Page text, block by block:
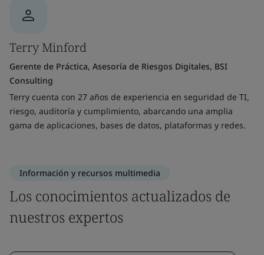
Terry Minford
Gerente de Práctica, Asesoría de Riesgos Digitales, BSI
Consulting
Terry cuenta con 27 años de experiencia en seguridad de TI,
riesgo, auditoría y cumplimiento, abarcando una amplia
gama de aplicaciones, bases de datos, plataformas y redes.
Información y recursos multimedia
Los conocimientos actualizados de
nuestros expertos